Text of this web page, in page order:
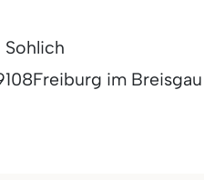
Sohlich
Freiburg im Breisgau